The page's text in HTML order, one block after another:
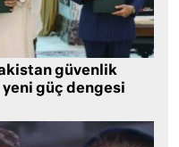
güvenlik
yeni güç dengesi